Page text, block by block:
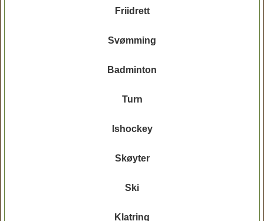
Friidrett
Svømming
Badminton
Turn
Ishockey
Skøyter
Ski
Klatring